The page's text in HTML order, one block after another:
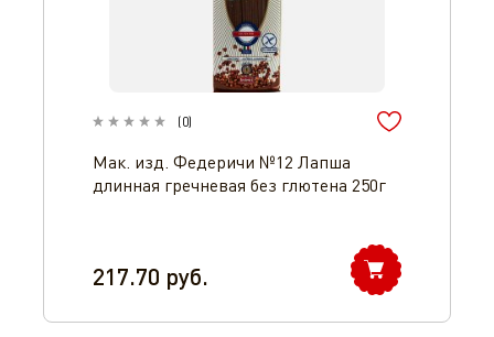
(0)
Мак. изд. Федеричи №12 Лапша
длинная гречневая без глютена 250г
217.70 руб.